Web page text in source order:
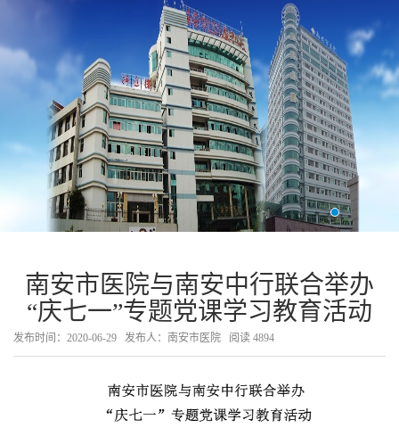
南安市医院与南安中行联合举办
“庆七一”专题党课学习教育活动
发布时间：2020-06-29 发布人：南安市医院 阅读 4894